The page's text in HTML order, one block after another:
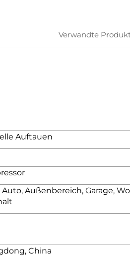
Verwandte
Auftauen
Auto, Außenbereich, Garage,
China